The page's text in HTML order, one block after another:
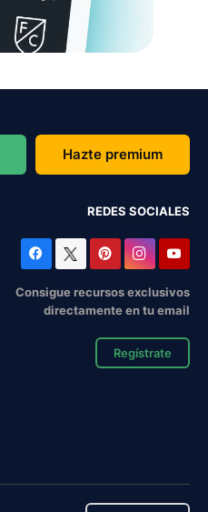
Hazte premium
REDES SOCIALES
Consigue recursos exclusivos
directamente en tu email
Regístrate